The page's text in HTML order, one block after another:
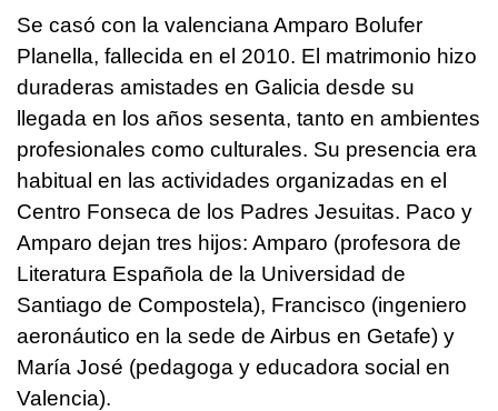
Se casó con la valenciana Amparo Bolufer
Planella, fallecida en el 2010. El matrimonio hizo
duraderas amistades en Galicia desde su
llegada en los años sesenta, tanto en ambientes
profesionales como culturales. Su presencia era
habitual en las actividades organizadas en el
Centro Fonseca de los Padres Jesuitas. Paco y
Amparo dejan tres hijos: Amparo (profesora de
Literatura Española de la Universidad de
Santiago de Compostela), Francisco (ingeniero
aeronáutico en la sede de Airbus en Getafe) y
María José (pedagoga y educadora social en
Valencia).